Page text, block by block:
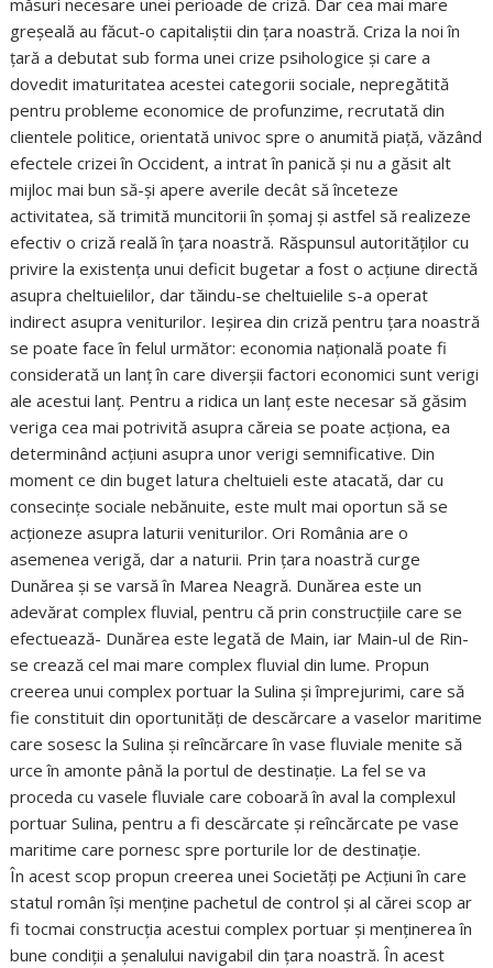
măsuri necesare unei perioade de criză. Dar cea mai mare
greșeală au făcut-o capitaliștii din țara noastră. Criza la noi în
țară a debutat sub forma unei crize psihologice și care a
dovedit imaturitatea acestei categorii sociale, nepregătită
pentru probleme economice de profunzime, recrutată din
clientele politice, orientată univoc spre o anumită piață, văzând
efectele crizei în Occident, a intrat în panică și nu a găsit alt
mijloc mai bun să-și apere averile decât să înceteze
activitatea, să trimită muncitorii în șomaj și astfel să realizeze
efectiv o criză reală în țara noastră. Răspunsul autorităților cu
privire la existența unui deficit bugetar a fost o acțiune directă
asupra cheltuielilor, dar tăindu-se cheltuielile s-a operat
indirect asupra veniturilor. Ieșirea din criză pentru țara noastră
se poate face în felul următor: economia națională poate fi
considerată un lanț în care diverșii factori economici sunt verigi
ale acestui lanț. Pentru a ridica un lanț este necesar să găsim
veriga cea mai potrivită asupra căreia se poate acționa, ea
determinând acțiuni asupra unor verigi semnificative. Din
moment ce din buget latura cheltuieli este atacată, dar cu
consecințe sociale nebănuite, este mult mai oportun să se
acționeze asupra laturii veniturilor. Ori România are o
asemenea verigă, dar a naturii. Prin țara noastră curge
Dunărea și se varsă în Marea Neagră. Dunărea este un
adevărat complex fluvial, pentru că prin construcțiile care se
efectuează- Dunărea este legată de Main, iar Main-ul de Rin-
se crează cel mai mare complex fluvial din lume. Propun
creerea unui complex portuar la Sulina și împrejurimi, care să
fie constituit din oportunități de descărcare a vaselor maritime
care sosesc la Sulina și reîncărcare în vase fluviale menite să
urce în amonte până la portul de destinație. La fel se va
proceda cu vasele fluviale care coboară în aval la complexul
portuar Sulina, pentru a fi descărcate și reîncărcate pe vase
maritime care pornesc spre porturile lor de destinație.
În acest scop propun creerea unei Societăți pe Acțiuni în care
statul român își menține pachetul de control și al cărei scop ar
fi tocmai construcția acestui complex portuar și menținerea în
bune condiții a șenalului navigabil din țara noastră. În acest